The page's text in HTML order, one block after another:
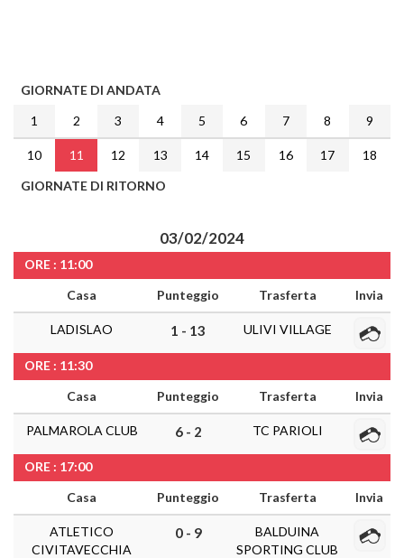
GIORNATE DI ANDATA
1
2 3 4 5 6 7 8 9
10 11 12 13 14 15 16 17
18
GIORNATE DI RITORNO
03/02/2024
ORE : 11:00
Casa
Punteggio Trasferta Invia
LADISLAO 1 - 13 ULIVI VILLAGE
ORE : 11:30
Casa
Punteggio Trasferta Invia
PALMAROLA CLUB 6 - 2 TC PARIOLI
ORE : 17:00
Casa
Punteggio Trasferta Invia
ATLETICO
CIVITAVECCHIA
0 - 9
BALDUINA
SPORTING CLUB